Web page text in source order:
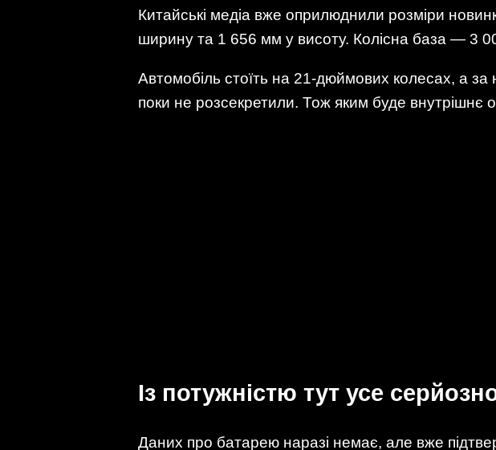
Китайські медіа вже оприлюднили розміри
ширину та 1 656 мм у висоту. Колісна база — 3
Автомобіль стоїть на 21-дюймових колесах, а
поки не розсекретили. Тож яким буде
Із потужністю тут усе
Даних про батарею наразі немає, але вже